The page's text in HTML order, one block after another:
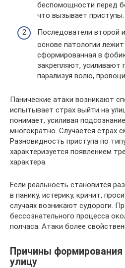
беспомощности перед
что вызывает приступы.
Последователи второй
основе патологии
сформированная в
закрепляют, усиливают
парализуя волю,
Панические атаки возникают
испытывает страх выйти на
понимает, усиливая
многократно. Случается страх
Разновидность приступа по
характеризуется появлением
характера.
Если реальность становится
в панику, истерику, кричит,
случаях возникают судороги.
бессознательного процесса
полчаса. Атаки более
Причины формирования
улицу